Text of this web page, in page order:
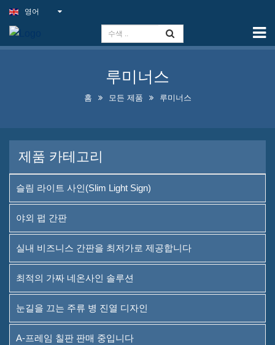
능력
슬림 라이트 사인(Slim Light
로 제공합니다
최적의 가짜 네온사인 솔루션
눈길을 끄는 주류 병 진열 디자
A-프레임 칠판 판매 중입니다
와인 포장 솔루션 제공업체
테이블용 맞춤 바 메뉴 홀더 스
탠드
영어
루미너스
홈 모든 제품 루미너스
제품 카테고리
슬림 라이트 사인(Slim Light Sign)
야외 펍 간판
실내 비즈니스 간판을 최저가로 제공합니다
최적의 가짜 네온사인 솔루션
눈길을 끄는 주류 병 진열 디자인
A-프레임 칠판 판매 중입니다